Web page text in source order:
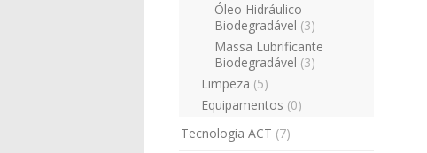
Óleo Hidráulico
Biodegradável (3)
Massa Lubrificante
Biodegradável (3)
Limpeza (5)
Equipamentos (0)
Tecnologia ACT (7)